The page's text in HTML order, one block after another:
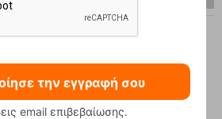
την εγγραφή σου
email επιβεβαίωσης.